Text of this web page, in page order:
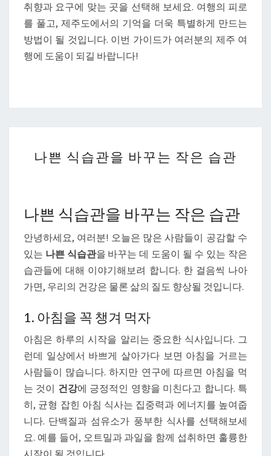
취향과 요구에 맞는 곳을 선택해 보세요. 여행의 피로
를 풀고, 제주도에서의 기억을 더욱 특별하게 만드는
방법이 될 것입니다. 이번 가이드가 여러분의 제주 여
행에 도움이 되길 바랍니다!
쁜
관
을
바
꾸
는
작
습
관
나쁜 식습관을 바꾸는 작은 습관
나쁜 식습관을 바꾸는 작은 습관
안녕하세요, 여러분! 오늘은 많은 사람들이 공감할 수
있는 나쁜 식습관을 바꾸는 데 도움이 될 수 있는 작은
습관들에 대해 이야기해보려 합니다. 한 걸음씩 나아
가면, 우리의 건강은 물론 삶의 질도 향상될 것입니다.
1. 아침을 꼭 챙겨 먹자
아침은 하루의 시작을 알리는 중요한 식사입니다. 그
런데 일상에서 바쁘게 살아가다 보면 아침을 거르는
사람들이 많습니다. 하지만 연구에 따르면 아침을 먹
는 것이 건강에 긍정적인 영향을 미친다고 합니다. 특
히, 균형 잡힌 아침 식사는 집중력과 에너지를 높여줍
니다. 단백질과 섬유소가 풍부한 식사를 선택해보세
요. 예를 들어, 오트밀과 과일을 함께 섭취하면 훌륭한
시작이 될 것입니다.